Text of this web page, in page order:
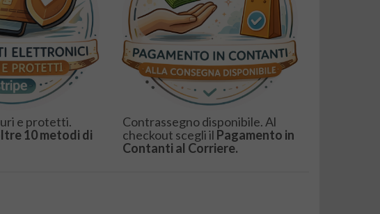
e protetti.
10 metodi di
Contrassegno disponibile. Al
checkout scegli il Pagamento in
Contanti al Corriere.